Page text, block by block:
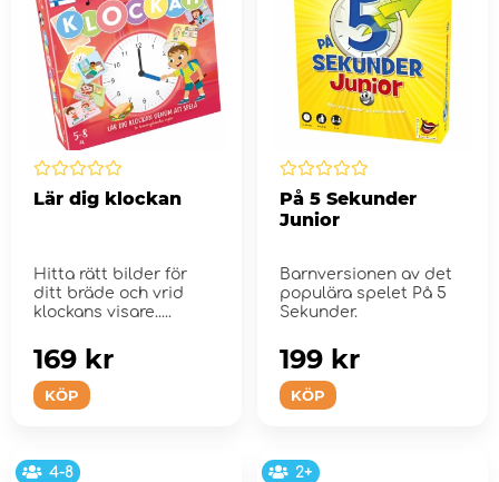
Lär dig klockan
Hitta rätt bilder för
ditt bräde och vrid
klockans visare.....
KÖP
169 kr
På 5 Sekunder
Junior
Barnversionen av det
populära spelet På 5
Sekunder.
KÖP
199 kr
4-8 2+